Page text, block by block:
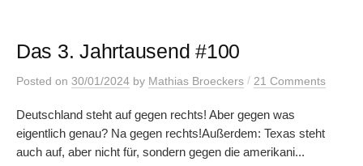
Das 3. Jahrtausend #100
Posted on 30/01/2024 by Mathias Broeckers / 21 Comments
Deutschland steht auf gegen rechts! Aber gegen was
eigentlich genau? Na gegen rechts!Außerdem: Texas steht
auch auf, aber nicht für, sondern gegen die amerikani...